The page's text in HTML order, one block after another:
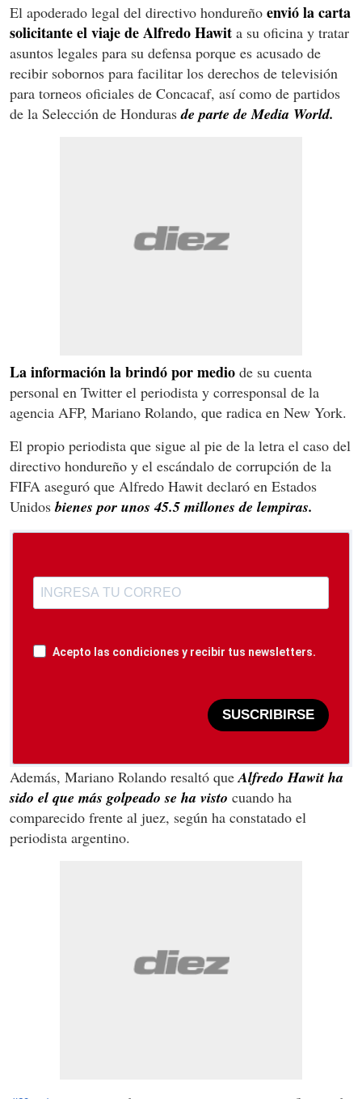
El apoderado legal del directivo hondureño envió la carta
solicitante el viaje de Alfredo Hawit a su oficina y tratar
asuntos legales para su defensa porque es acusado de
recibir sobornos para facilitar los derechos de televisión
para torneos oficiales de Concacaf, así como de partidos
de la Selección de Hondurasde parte de Media World.
La información la brindó por medio de su cuenta
personal en Twitter el periodista y corresponsal de la
agencia AFP, Mariano Rolando, que radica en New York.
El propio periodista que sigue al pie de la letra el caso del
directivo hondureño y el escándalo de corrupción de la
FIFA aseguró que Alfredo Hawit declaró en Estados
Unidosbienes por unos 45.5 millones de lempiras.
Acepto las condiciones y recibir tus newsletters.
SUSCRIBIRSE
Además, Mariano Rolando resaltó que Alfredo Hawit ha
sido el que más golpeado se ha visto cuando ha
comparecido frente al juez, según ha constatado el
periodista argentino.